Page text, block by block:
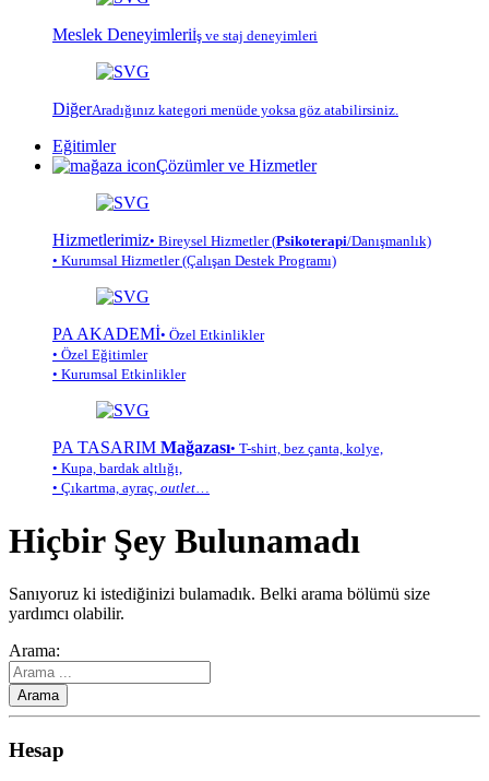
Meslek Deneyimleriİş ve staj deneyimleri
DiğerAradığınız kategori menüde yoksa göz atabilirsiniz.
Eğitimler
Çözümler ve Hizmetler
Hizmetlerimiz• Bireysel Hizmetler (Psikoterapi/Danışmanlık)
• Kurumsal Hizmetler (Çalışan Destek Programı)
PA AKADEMİ• Özel Etkinlikler
• Özel Eğitimler
• Kurumsal Etkinlikler
PA TASARIM Mağazası• T-shirt, bez çanta, kolye,
• Kupa, bardak altlığı,
• Çıkartma, ayraç, outlet…
Hiçbir Şey Bulunamadı
Sanıyoruz ki istediğinizi bulamadık. Belki arama bölümü size
yardımcı olabilir.
Arama:
Hesap